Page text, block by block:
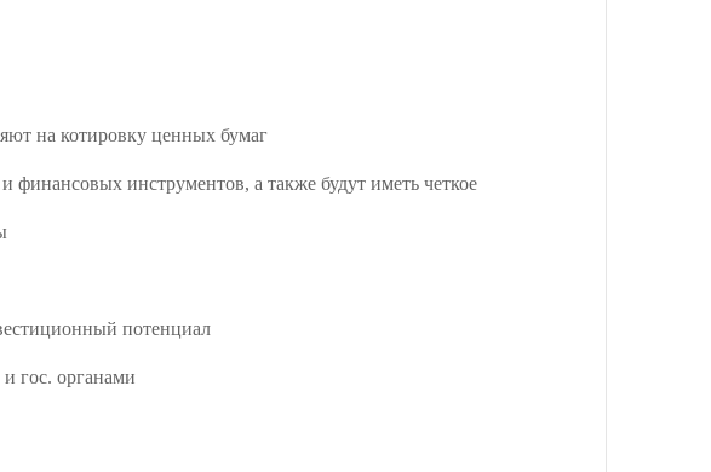
на котировку ценных бумаг
финансовых инструментов, а также будут иметь четкое
потенциал
гос. органами